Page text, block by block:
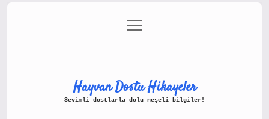
Gizlilik Politikası
menüyü
aç
Hayvan Dostu Hikayeler
Sevimli dostlarla dolu neşeli bilgiler!